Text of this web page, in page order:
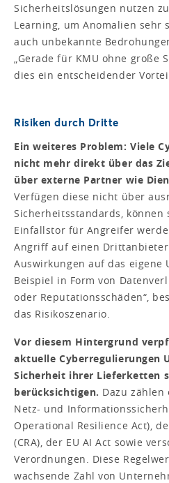
Sicherheitslösungen nutzen
Learning, um Anomalien sehr
auch unbekannte
„Gerade für KMU ohne große
dies ein entscheidender
Risiken durch Dritte
Ein weiteres Problem: Viele
nicht mehr direkt über das
über externe Partner wie
Verfügen diese nicht über
Sicherheitsstandards, können
Einfallstor für Angreifer
Angriff auf einen
Auswirkungen auf das eigene
Beispiel in Form von
oder Reputationsschäden“,
das Risikoszenario.
Vor diesem Hintergrund
aktuelle Cyberregulierungen
Sicherheit ihrer Lieferketten
berücksichtigen. Dazu
Netz- und
Operational Resilience Act),
(CRA), der EU AI Act sowie
Verordnungen. Diese
wachsende Zahl von